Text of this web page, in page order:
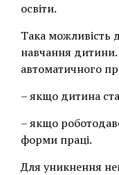
освіти.
Така можливість
навчання
автоматичного
– якщо дитина
– якщо
форми праці.
Для уникнення